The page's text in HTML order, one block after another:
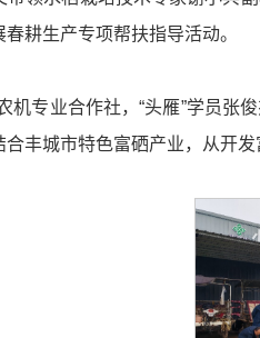
耕生产专项帮扶指导活动。
机专业合作社，“头雁”学员张
合丰城市特色富硒产业，从开